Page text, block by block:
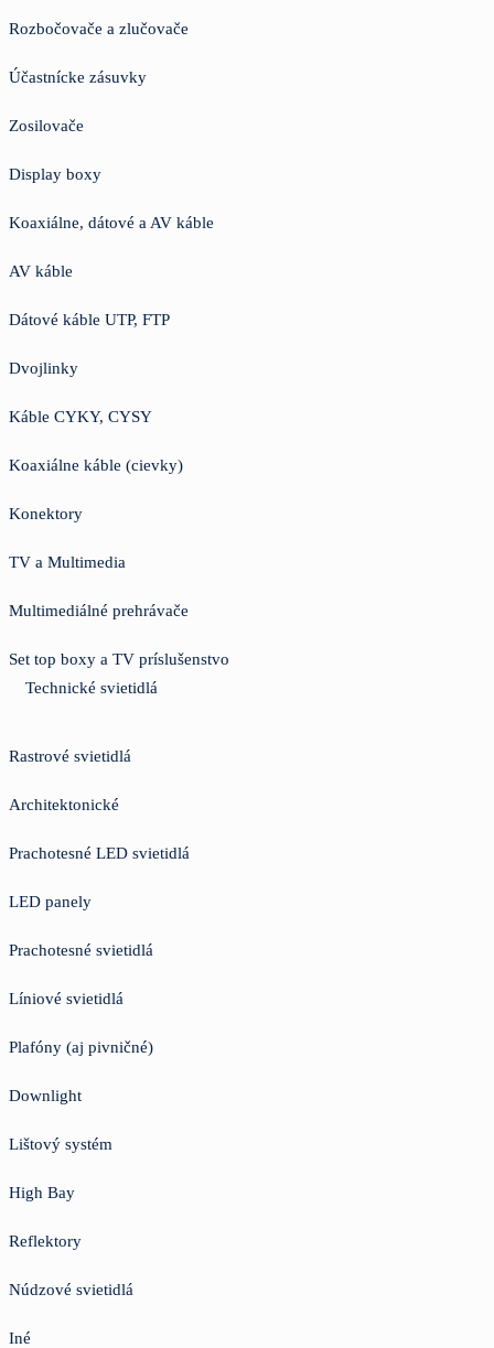
Rozbočovače a zlučovače
Účastnícke zásuvky
Zosilovače
Display boxy
Koaxiálne, dátové a AV káble
AV káble
Dátové káble UTP, FTP
Dvojlinky
Káble CYKY, CYSY
Koaxiálne káble (cievky)
Konektory
TV a Multimedia
Multimediálné prehrávače
Set top boxy a TV príslušenstvo
Technické svietidlá
Rastrové svietidlá
Architektonické
Prachotesné LED svietidlá
LED panely
Prachotesné svietidlá
Líniové svietidlá
Plafóny (aj pivničné)
Downlight
Lištový systém
High Bay
Reflektory
Núdzové svietidlá
Iné